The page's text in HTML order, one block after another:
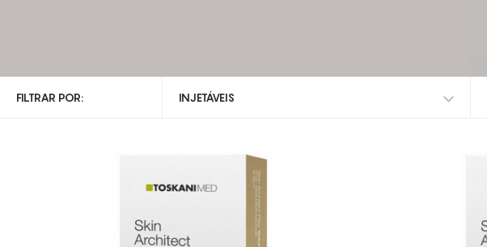
FILTRAR POR: INJETÁVEIS
FRAGRÂNCIAS